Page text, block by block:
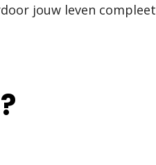
jouw leven compleet